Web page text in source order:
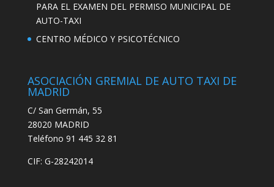
PARA EL EXAMEN DEL PERMISO MUNICIPAL DE
AUTO-TAXI
CENTRO MÉDICO Y PSICOTÉCNICO
ASOCIACIÓN GREMIAL DE AUTO TAXI DE
MADRID
C/ San Germán, 55
28020 MADRID
Teléfono 91 445 32 81
CIF: G-28242014